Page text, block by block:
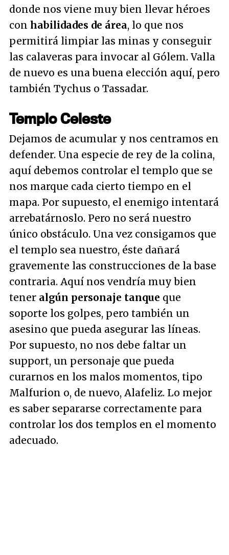
donde nos viene muy bien llevar héroes
con habilidades de área, lo que nos
permitirá limpiar las minas y conseguir
las calaveras para invocar al Gólem. Valla
de nuevo es una buena elección aquí, pero
también Tychus o Tassadar.
Templo Celeste
Dejamos de acumular y nos centramos en
defender. Una especie de rey de la colina,
aquí debemos controlar el templo que se
nos marque cada cierto tiempo en el
mapa. Por supuesto, el enemigo intentará
arrebatárnoslo. Pero no será nuestro
único obstáculo. Una vez consigamos que
el templo sea nuestro, éste dañará
gravemente las construcciones de la base
contraria. Aquí nos vendría muy bien
tener algún personaje tanque que
soporte los golpes, pero también un
asesino que pueda asegurar las líneas.
Por supuesto, no nos debe faltar un
support, un personaje que pueda
curarnos en los malos momentos, tipo
Malfurion o, de nuevo, Alafeliz. Lo mejor
es saber separarse correctamente para
controlar los dos templos en el momento
adecuado.